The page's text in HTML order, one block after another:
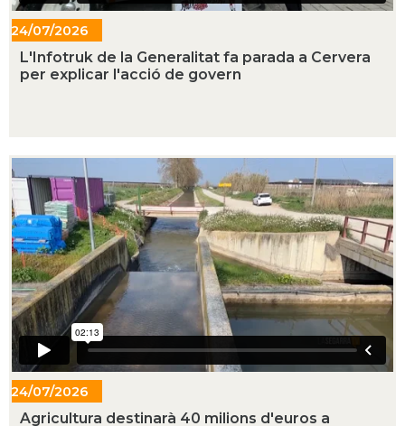
24/07/2026
- 19:22
L'Infotruk de la Generalitat fa parada a Cervera
per explicar l'acció de govern
24/07/2026
- 17:43
Agricultura destinarà 40 milions d'euros a